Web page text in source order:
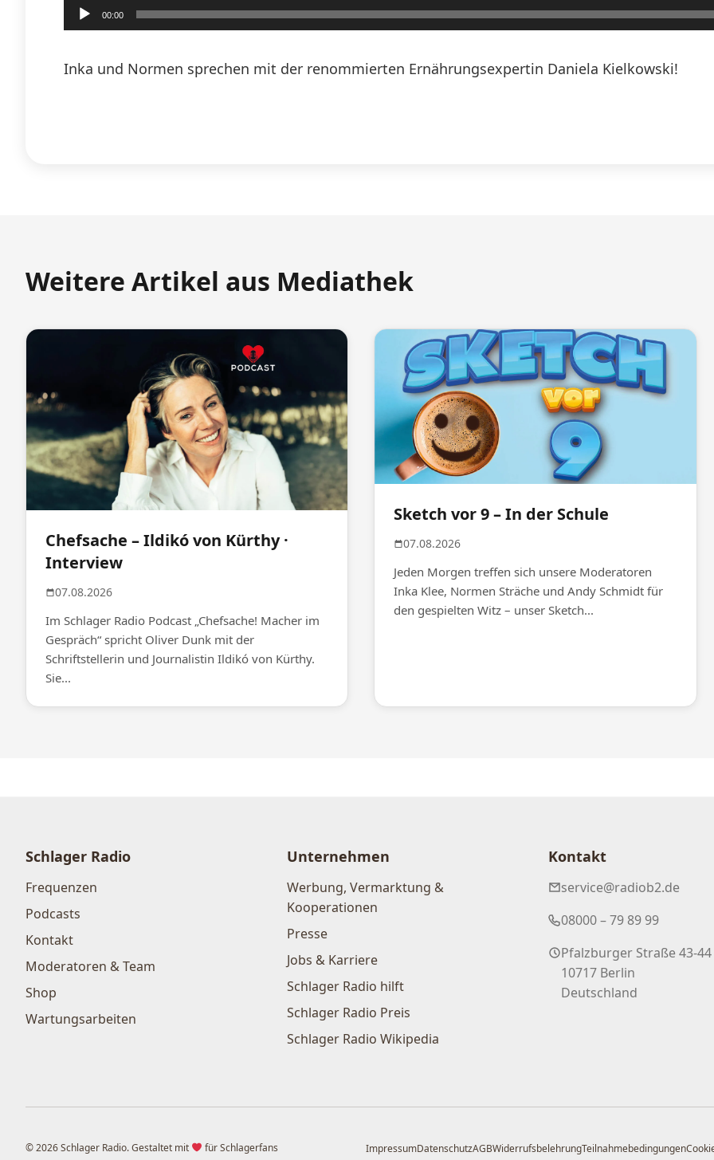
Audio-
Player
00:00
Inka und Normen sprechen mit der renommierten Ernährungsexpertin Daniela Kielkowski!
Weitere Artikel aus Mediathek
Chefsache – Ildikó von Kürthy ·
Interview
07.08.2026
Im Schlager Radio Podcast „Chefsache! Macher im
Gespräch“ spricht Oliver Dunk mit der
Schriftstellerin und Journalistin Ildikó von Kürthy.
Sie...
Sketch vor 9 – In der Schule
07.08.2026
Jeden Morgen treffen sich unsere Moderatoren
Inka Klee, Normen Sträche und Andy Schmidt für
den gespielten Witz – unser Sketch...
Schlager Radio
Frequenzen
Podcasts
Kontakt
Moderatoren & Team
Shop
Wartungsarbeiten
Unternehmen
Werbung, Vermarktung &
Kooperationen
Presse
Jobs & Karriere
Schlager Radio hilft
Schlager Radio Preis
Schlager Radio Wikipedia
Kontakt
service@radiob2.de
08000 – 79 89 99
Pfalzburger Straße 43-44
10717 Berlin
Deutschland
© 2026 Schlager Radio. Gestaltet mit für Schlagerfans ImpressumDatenschutzAGBWiderrufsbelehrungTeilnahmebedingungen